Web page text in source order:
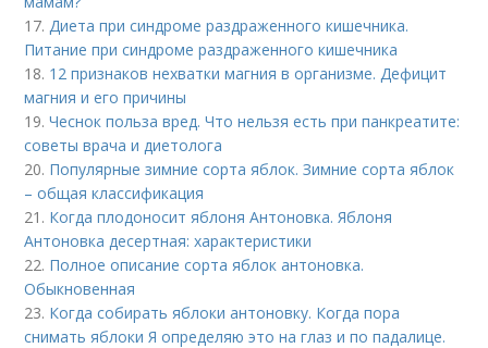
17.Диета при синдроме раздраженного кишечника.
Питание при синдроме раздраженного кишечника
18. 12 признаков нехватки магния в организме. Дефицит
магния и его причины
19.Чеснок польза вред. Что нельзя есть при панкреатите:
советы врача и диетолога
20. Популярные зимние сорта яблок. Зимние сорта яблок
– общая классификация
21. Когда плодоносит яблоня Антоновка. Яблоня
Антоновка десертная: характеристики
22. Полное описание сорта яблок антоновка.
Обыкновенная
23. Когда собирать яблоки антоновку. Когда пора
снимать яблоки Я определяю это на глаз и по падалице.